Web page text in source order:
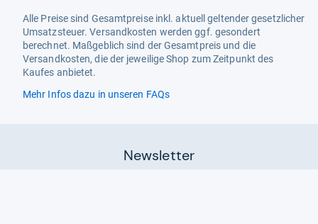
Alle Preise sind Gesamtpreise inkl. aktuell geltender gesetzlicher
Umsatzsteuer. Versandkosten werden ggf. gesondert
berechnet. Maßgeblich sind der Gesamtpreis und die
Versandkosten, die der jeweilige Shop zum Zeitpunkt des
Kaufes anbietet.
Mehr Infos dazu in unseren FAQs
Newsletter